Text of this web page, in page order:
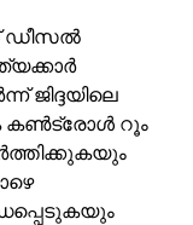
ഡീസല്‍
ജിദ്ദയിലെ
റൂം